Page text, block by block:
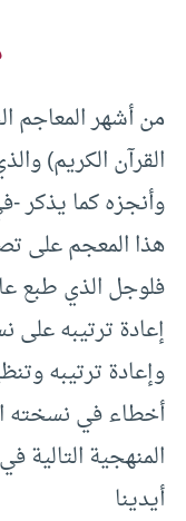
من أشهر المعاجم
القرآن الكريم)
هذا المعجم على
إعادة ترتيبه
وإعادة ترتيبه
أخطاء في نسخته
المنهجية التالية
أيدينا